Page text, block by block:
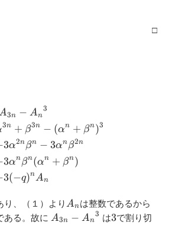
□
\begin{aligned} & \ \ \ \ \
3n − An
3
3n + β3n − (αn + βn)3
3α2nβn − 3αnβ2n
3αnβn (αn + βn)
3(−q)nAn
り、（１）より A_n
Anは整数であるから
q)^n
ある。故に A_{3n}-
A3n − An
3 は3
3で割り切